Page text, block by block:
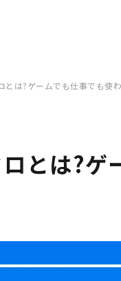
とは?ゲームでも仕事でも使
とは?ゲ